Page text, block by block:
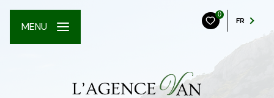
0
FR
MENU